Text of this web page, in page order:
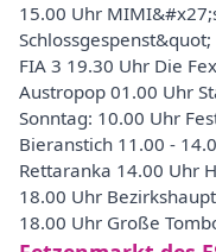
15.00 Uhr
FIA 3 19.30 Uhr Die
Austropop 01.00 Uhr
Sonntag: 10.00 Uhr
Bieranstich 11.00 -
Rettaranka 14.00 Uhr
18.00 Uhr
18.00 Uhr Große